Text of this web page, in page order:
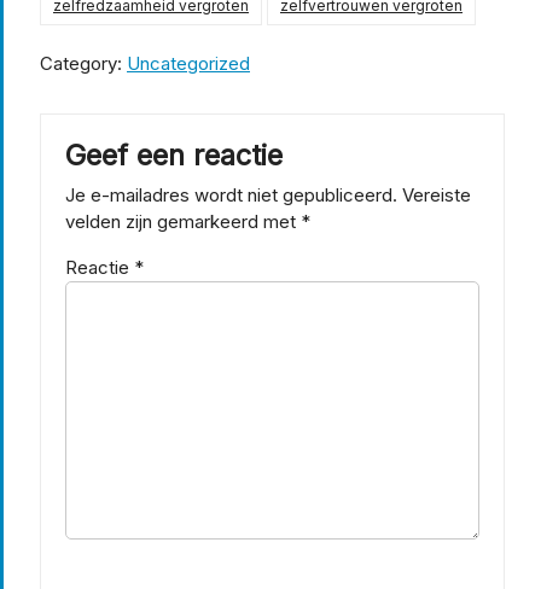
zelfredzaamheid vergroten zelfvertrouwen vergroten
Category: Uncategorized
Geef een reactie
Je e-mailadres wordt niet gepubliceerd. Vereiste
velden zijn gemarkeerd met *
Reactie *